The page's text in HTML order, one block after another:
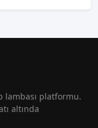
lambası platformu.
altında